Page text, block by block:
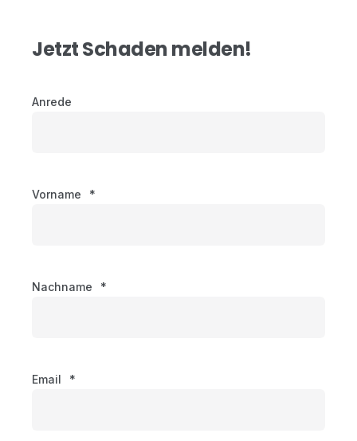
Jetzt Schaden melden!
Anrede
Vorname *
Nachname *
Email *